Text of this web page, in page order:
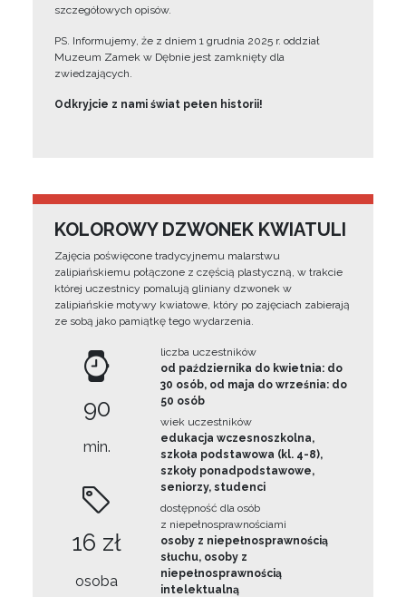
szczegółowych opisów.
PS. Informujemy, że z dniem 1 grudnia 2025 r. oddział
Muzeum Zamek w Dębnie jest zamknięty dla
zwiedzających.
Odkryjcie z nami świat pełen historii!
KOLOROWY DZWONEK KWIATULI
Zajęcia poświęcone tradycyjnemu malarstwu
zalipiańskiemu połączone z częścią plastyczną, w trakcie
której uczestnicy pomalują gliniany dzwonek w
zalipiańskie motywy kwiatowe, który po zajęciach zabierają
ze sobą jako pamiątkę tego wydarzenia.
90
min.
16 zł
osoba
liczba uczestników
od października do kwietnia: do
30 osób, od maja do września: do
50 osób
wiek uczestników
edukacja wczesnoszkolna,
szkoła podstawowa (kl. 4-8),
szkoły ponadpodstawowe,
seniorzy, studenci
dostępność dla osób
z niepełnosprawnościami
osoby z niepełnosprawnością
słuchu, osoby z
niepełnosprawnością
intelektualną